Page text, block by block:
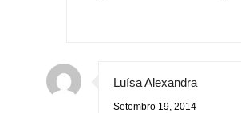
Luísa Alexandra
Setembro 19, 2014